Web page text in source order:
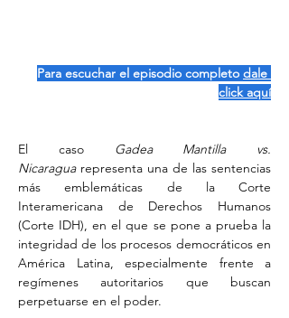
Para escuchar el episodio completo dale
click aquí
El caso Gadea Mantilla vs.
Nicaragua representa una de las sentencias
más emblemáticas de la Corte
Interamericana de Derechos Humanos
(Corte IDH), en el que se pone a prueba la
integridad de los procesos democráticos en
América Latina, especialmente frente a
regímenes autoritarios que buscan
perpetuarse en el poder.